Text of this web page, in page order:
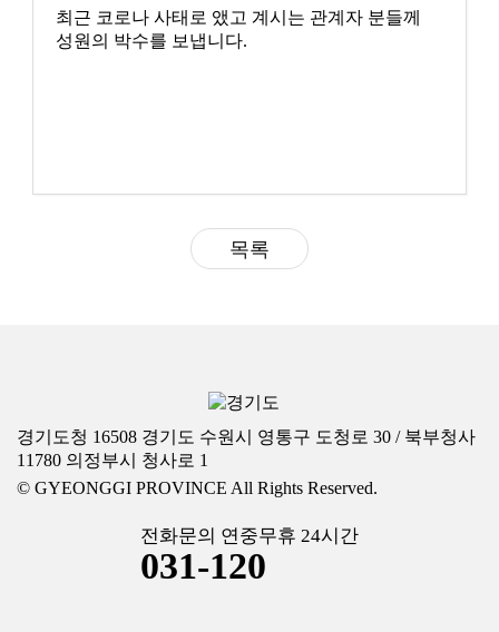
최근 코로나 사태로 앴고 계시는 관계자 분들께
성원의 박수를 보냅니다.
목록
경기도청 16508 경기도 수원시 영통구 도청로 30 / 북부청사
11780 의정부시 청사로 1
© GYEONGGI PROVINCE All Rights Reserved.
전화문의 연중무휴 24시간
031-120